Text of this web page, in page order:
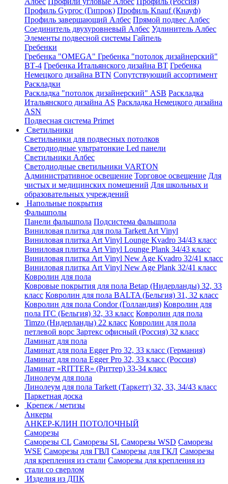
Профиль Gyproc (Гипрок) Профиль Knauf (Кнауф)
Профиль завершающий Албес Прямой подвес Албес
Соединитель двухуровневый Албес Удлинитель Албес
Элементы подвесной системы Гайпель
Гребенки
Гребенка "OMEGA" Гребенка "потолок дизайнерский"
ВТ-4 Гребенка Итальянского дизайна BT Гребенка
Немецкого дизайна ВТN Сопутствующий ассортимент
Раскладки
Раскладка "потолок дизайнерский" ASB Раскладка
Итальянского дизайна AS Раскладка Немецкого дизайна
АSN
Подвесная система Primet
Светильники
Светильники для подвесных потолков
Светодиодные ультратонкие Led панели
Светильники Албес
Светодиодные светильники VARTON
Административное освещение Торговое освещение Для
чистых и медицинских помещений Для школьных и
образовательных учреждений
Напольные покрытия
Фальшполы
Панели фальшпола Подсистема фальшпола
Виниловая плитка для пола Tarkett Art Vinyl
Виниловая плитка Art Vinyl Lounge Kvadro 34/43 класс
Виниловая плитка Art Vinyl Lounge Plank 34/43 класс
Виниловая плитка Art Vinyl New Age Kvadro 32/41 класс
Виниловая плитка Art Vinyl New Age Plank 32/41 класс
Ковролин для пола
Ковровые покрытия для пола Betap (Нидерланды) 32, 33
класс Ковролин для пола BALTA (Бельгия) 31, 32 класс
Ковролин для пола Condor (Голландия) Ковролин для
пола ITC (Бельгия) 32, 33 класс Ковролин для пола
Timzo (Нидерланды) 22 класс Ковролин для пола
петлевой ворс Зартекс офисный (Россия) 32 класс
Ламинат для пола
Ламинат для пола Egger Pro 32, 33 класс (Германия)
Ламинат для пола Egger Pro 32, 33 класс (Россия)
Ламинат «RITTER» (Риттер) 33-34 класс
Линолеум для пола
Линолеум для пола Tarkett (Таркетт) 32, 33, 34/43 класс
Паркетная доска
Крепеж / метизы
Анкеры
АНКЕР-КЛИН ПОТОЛОЧНЫЙ
Саморезы
Саморезы CL Саморезы SL Саморезы WSD Саморезы
WSE Саморезы для ГВЛ Саморезы для ГКЛ Саморезы
для крепления из стали Саморезы для крепления из
стали со сверлом
Изделия из ДПК